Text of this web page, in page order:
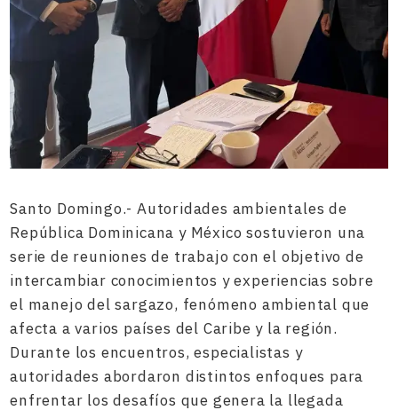
Santo Domingo.- Autoridades ambientales de
República Dominicana y México sostuvieron una
serie de reuniones de trabajo con el objetivo de
intercambiar conocimientos y experiencias sobre
el manejo del sargazo, fenómeno ambiental que
afecta a varios países del Caribe y la región.
Durante los encuentros, especialistas y
autoridades abordaron distintos enfoques para
enfrentar los desafíos que genera la llegada